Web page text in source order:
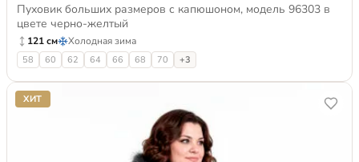
Пуховик больших размеров с капюшоном, модель 96303 в
цвете черно-желтый
121 см Холодная зима
58 60 62 64 66 68 70 +3
ХИТ